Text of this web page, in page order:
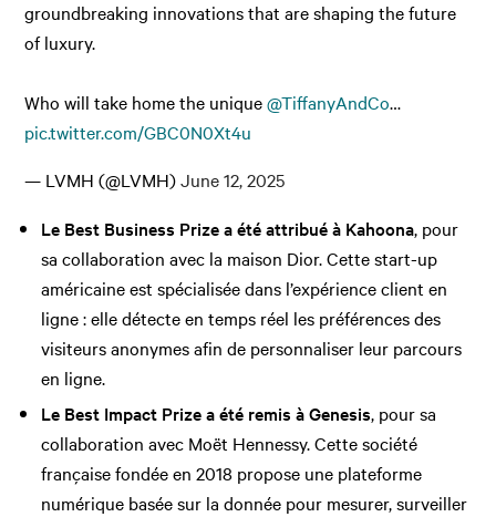
groundbreaking innovations that are shaping the future
of luxury.
Who will take home the unique@TiffanyAndCo…
pic.twitter.com/GBC0N0Xt4u
— LVMH (@LVMH)June 12, 2025
Le Best Business Prize a été attribué à Kahoona, pour
sa collaboration avec la maison Dior. Cette start-up
américaine est spécialisée dans l’expérience client en
ligne : elle détecte en temps réel les préférences des
visiteurs anonymes afin de personnaliser leur parcours
en ligne.
Le Best Impact Prize a été remis à Genesis, pour sa
collaboration avec Moët Hennessy. Cette société
française fondée en 2018 propose une plateforme
numérique basée sur la donnée pour mesurer, surveiller